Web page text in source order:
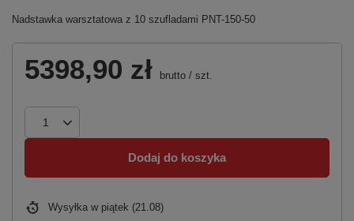
Nadstawka warsztatowa z 10 szufladami PNT-150-50
5398,90 zł brutto / szt.
Dodaj do koszyka
Wysyłka w piątek (21.08)